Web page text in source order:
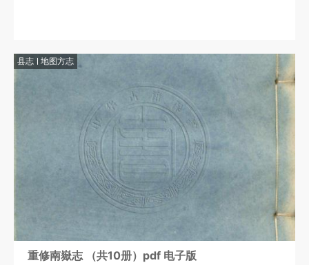
县志 地图方志
重修南嶽志 （共10册）pdf 电子版